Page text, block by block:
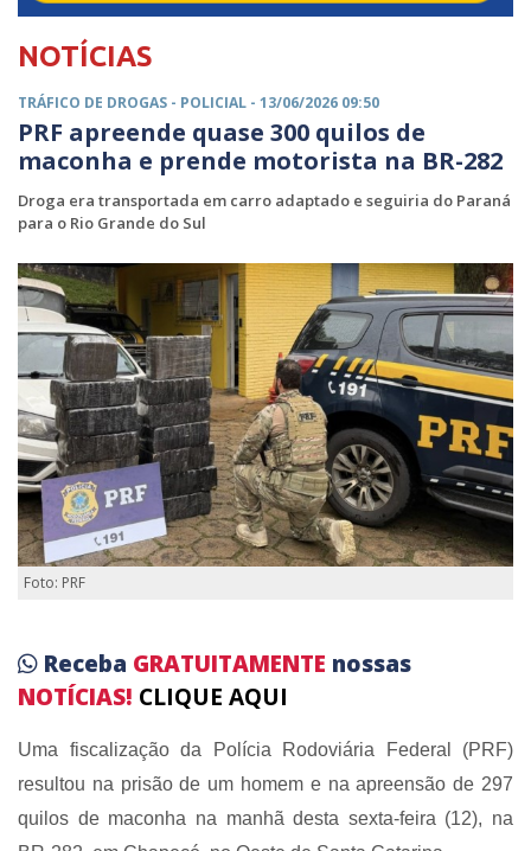
NOTÍCIAS
TRÁFICO DE DROGAS - POLICIAL - 13/06/2026 09:50
PRF apreende quase 300 quilos de
maconha e prende motorista na BR-282
Droga era transportada em carro adaptado e seguiria do Paraná
para o Rio Grande do Sul
Foto: PRF
Receba GRATUITAMENTE nossas
NOTÍCIAS! CLIQUE AQUI
Uma fiscalização da Polícia Rodoviária Federal (PRF)
resultou na prisão de um homem e na apreensão de 297
quilos de maconha na manhã desta sexta-feira (12), na